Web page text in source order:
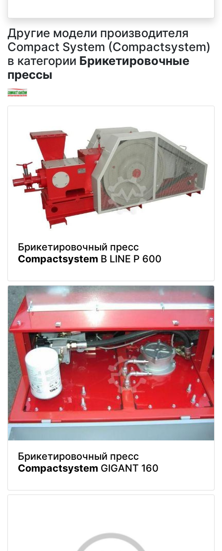
Другие модели производителя
Compact System (Compactsystem)
в категории Брикетировочные
прессы
Брикетировочный пресс
Compactsystem B LINE P 600
Брикетировочный пресс
Compactsystem GIGANT 160